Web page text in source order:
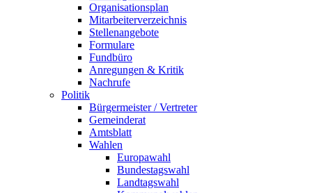
Organisationsplan
Mitarbeiterverzeichnis
Stellenangebote
Formulare
Fundbüro
Anregungen & Kritik
Nachrufe
Politik
Bürgermeister / Vertreter
Gemeinderat
Amtsblatt
Wahlen
Europawahl
Bundestagswahl
Landtagswahl